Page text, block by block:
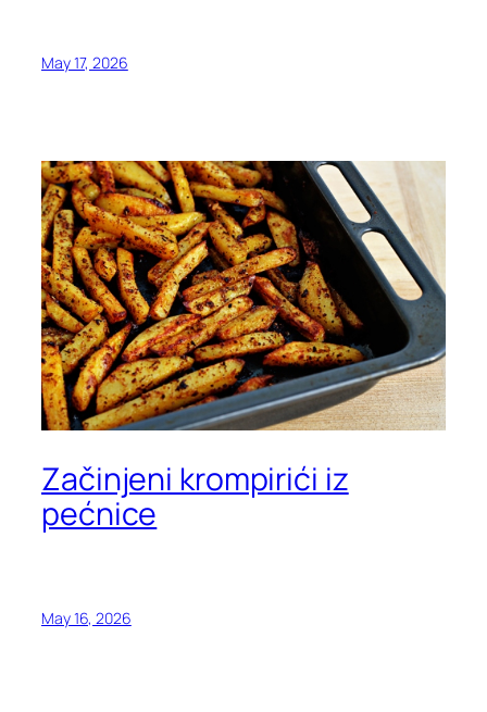
May 17, 2026
Začinjeni krompirići iz
pećnice
May 16, 2026